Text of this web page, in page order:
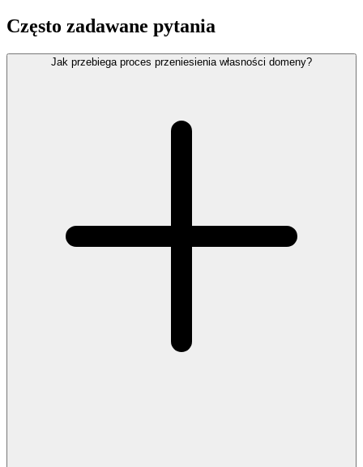
Często zadawane pytania
Jak przebiega proces przeniesienia własności domeny?